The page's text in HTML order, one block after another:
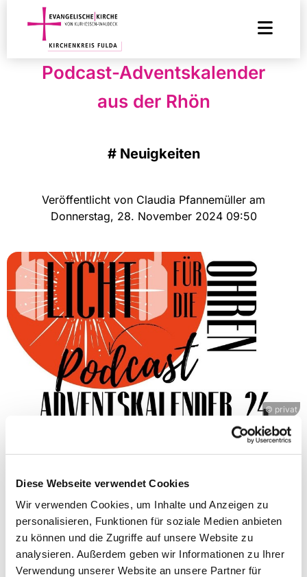
Diese Webseite verwendet Cookies
Wir verwenden Cookies, um Inhalte und Anzeigen zu
personalisieren, Funktionen für soziale Medien anbieten
zu können und die Zugriffe auf unsere Website zu
analysieren. Außerdem geben wir Informationen zu Ihrer
Verwendung unserer Website an unsere Partner für
Podcast-Adventskalender
aus der Rhön
# Neuigkeiten
Veröffentlicht von Claudia Pfannemüller am
Donnerstag, 28. November 2024 09:50
© privat
Podcast-Adventskalender aus der Rhön
Pfarrer Maximilian Weber-Weigelt hat auch in
zusammengestellt. Ab dem 1. Dezember gibt es
dann 24-mal "Licht für die
Ohren."https://open.spotify.com/show/2D7RJqqda
ajoNwrw0iNeK5?si=IXBvpQ1kTZypKD0D_owCWw